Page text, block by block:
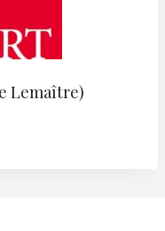
Lemaître)